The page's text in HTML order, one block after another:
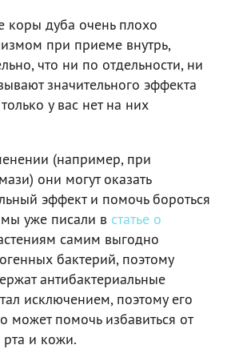
коры дуба очень плохо
при приеме внутрь,
что ни по отдельности, ни
значительного эффекта
у вас нет на них
(например, при
они могут оказать
эффект и помочь бороться
уже писали в статье о
самим выгодно
бактерий, поэтому
антибактериальные
исключением, поэтому его
может помочь избавиться от
и кожи.